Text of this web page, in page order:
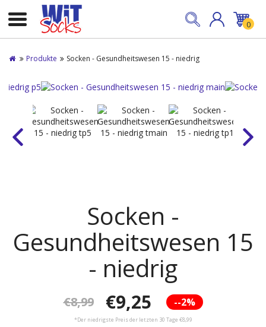
0
Produkte Socken - Gesundheitswesen 15 - niedrig
Socken -
Gesundheitswesen 15
- niedrig
--2%
€8,99 €9,25
*Der niedrigste Preis der letzten 30 Tage €8,99